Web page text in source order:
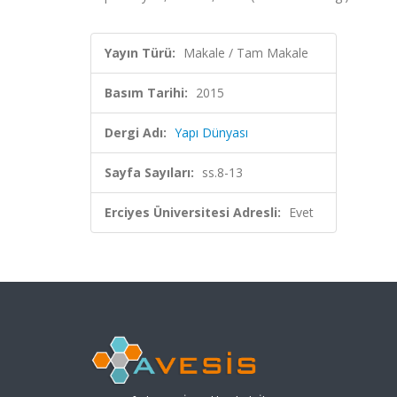
Yayın Türü: Makale / Tam Makale
Basım Tarihi: 2015
Dergi Adı: Yapı Dünyası
Sayfa Sayıları: ss.8-13
Erciyes Üniversitesi Adresli: Evet